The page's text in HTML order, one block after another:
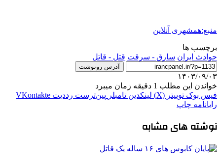
منبع:همشهری آنلاین
برچسب ها
حوادث ایران سارق - سرقت قتل - قاتل
آدرس رونوشت
۱۴۰۳/۰۹/۰۳
خواندن این مطلب 1 دقیقه زمان میبرد
فیس بوک توییتر (X) لینکدین ‫تامبلر ‫پین‌ترست ‫رددیت ‫VKontakte
رایانامه چاپ
نوشته های مشابه